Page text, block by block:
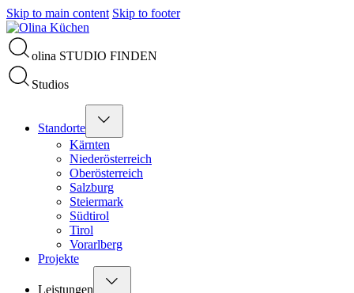
Skip to main content Skip to footer
olina STUDIO FINDEN
Studios
Standorte
Kärnten
Niederösterreich
Oberösterreich
Salzburg
Steiermark
Südtirol
Tirol
Vorarlberg
Projekte
Leistungen